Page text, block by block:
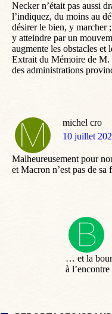
Necker n’était pas aussi
l’indiquez, du moins au
désirer le bien, y marcher
y atteindre par un
augmente les obstacles et
Extrait du Mémoire de M.
des administrations
michel cro
dit
10 juillet
Malheureusement pour
et Macron n’est pas de sa
… et la
à